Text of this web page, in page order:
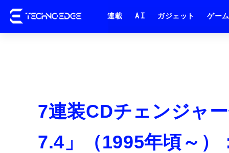
連載 AI ガジェット ゲーム
7連装CDチェンジャ
7.4」（1995年頃～）